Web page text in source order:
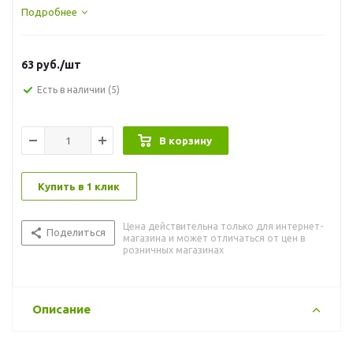
Подробнее
63 руб./шт
Есть в наличии (5)
В корзину
Купить в 1 клик
Поделиться
Цена действительна только для интернет-
магазина и может отличаться от цен в
розничных магазинах
Описание